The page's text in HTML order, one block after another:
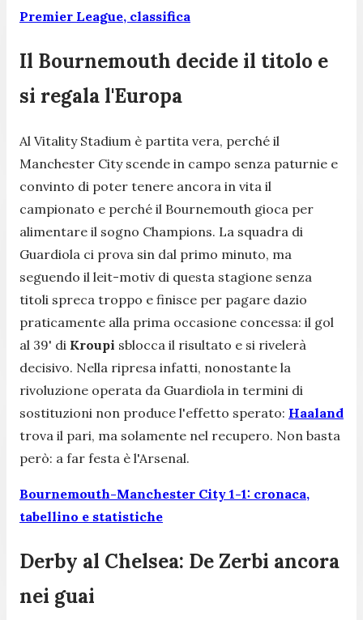
Premier League, classifica
Il Bournemouth decide il titolo e
si regala l'Europa
Al Vitality Stadium è partita vera, perché il
Manchester City scende in campo senza paturnie e
convinto di poter tenere ancora in vita il
campionato e perché il Bournemouth gioca per
alimentare il sogno Champions. La squadra di
Guardiola ci prova sin dal primo minuto, ma
seguendo il leit-motiv di questa stagione senza
titoli spreca troppo e finisce per pagare dazio
praticamente alla prima occasione concessa: il gol
al 39' di Kroupi sblocca il risultato e si rivelerà
decisivo. Nella ripresa infatti, nonostante la
rivoluzione operata da Guardiola in termini di
sostituzioni non produce l'effetto sperato: Haaland
trova il pari, ma solamente nel recupero. Non basta
però: a far festa è l'Arsenal.
Bournemouth-Manchester City 1-1: cronaca,
tabellino e statistiche
Derby al Chelsea: De Zerbi ancora
nei guai